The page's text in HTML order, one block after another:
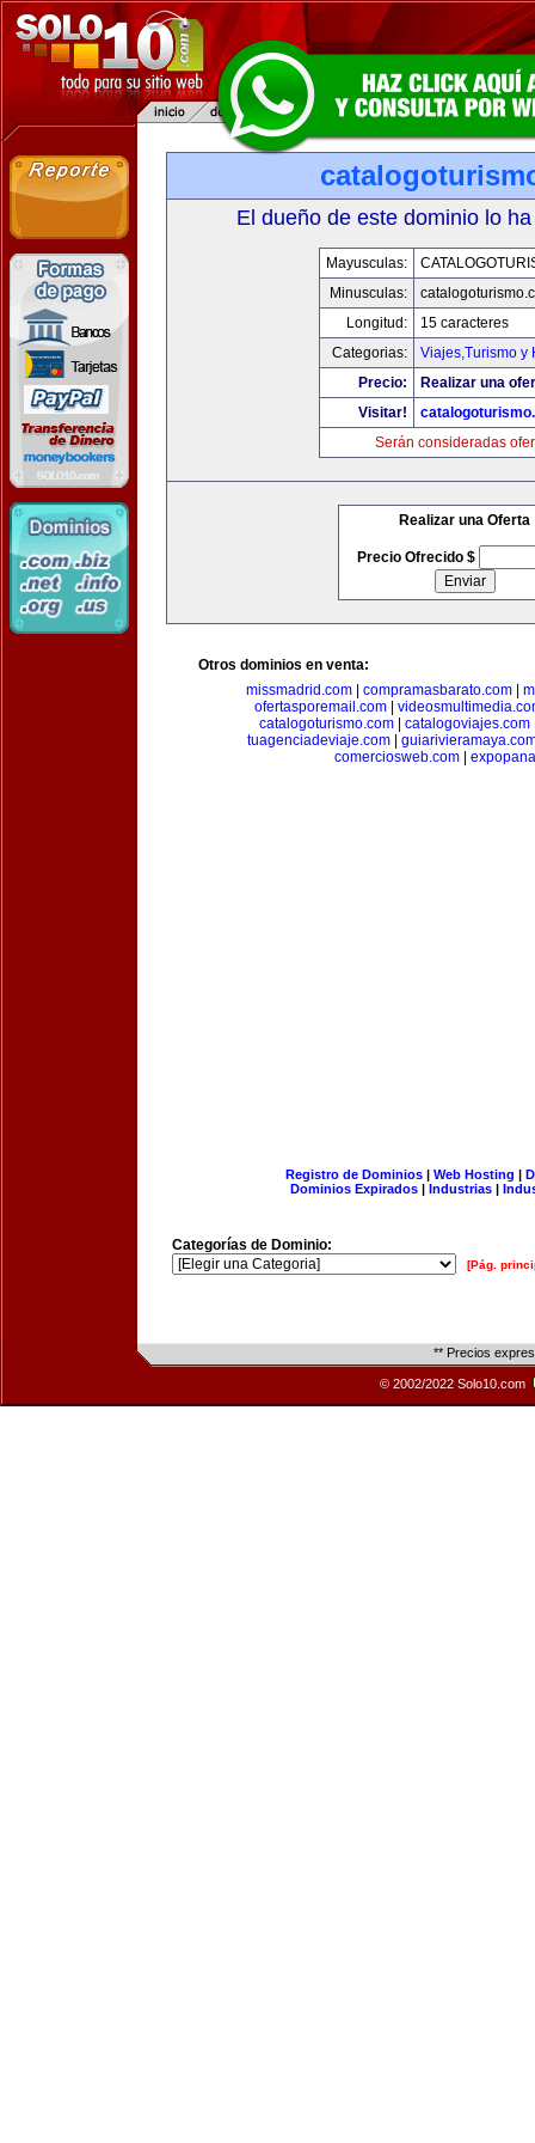
El dueño de este dominio lo
Mayusculas:
Minusculas:
Longitud:
15 caracteres
Categorias:
Viajes,Turismo y
Precio:
Realizar una
Visitar!
Serán consideradas
Realizar una Oferta
Precio Ofrecido $
Otros dominios en venta:
missmadrid.com| compramasbarato.com|
ofertasporemail.com
catalogoturismo.com
catalogoviajes.com
tuagenciadeviaje.com|
comerciosweb.com
Registro de Dominios| Web Hosting |
Dominios Expirados | Industrias |
Categorías de Dominio:
[Pág.
** Precios
© 2002/2022 Solo10.com